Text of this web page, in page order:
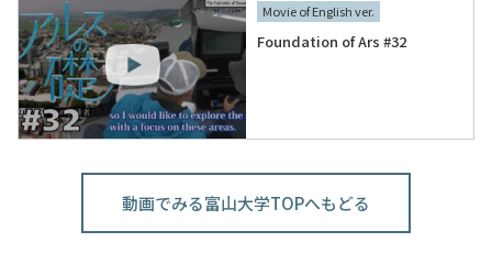
Movie of English ver.
Foundation of Ars #32
動画でみる富山大学TOPへもどる